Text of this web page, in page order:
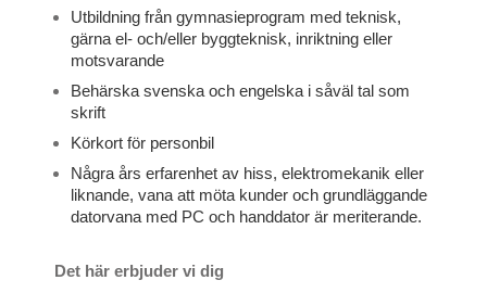
Utbildning från gymnasieprogram med teknisk,
gärna el- och/eller byggteknisk, inriktning eller
motsvarande
Behärska svenska och engelska i såväl tal som
skrift
Körkort för personbil
Några års erfarenhet av hiss, elektromekanik eller
liknande, vana att möta kunder och grundläggande
datorvana med PC och handdator är meriterande.
Det här erbjuder vi dig